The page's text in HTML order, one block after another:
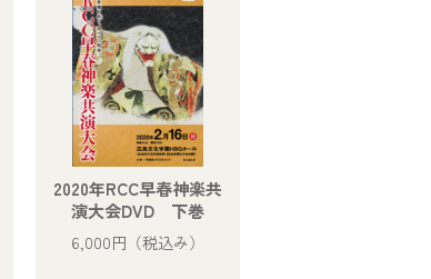
2020年RCC早春神楽共
演大会DVD 下巻
6,000円 （税込み）